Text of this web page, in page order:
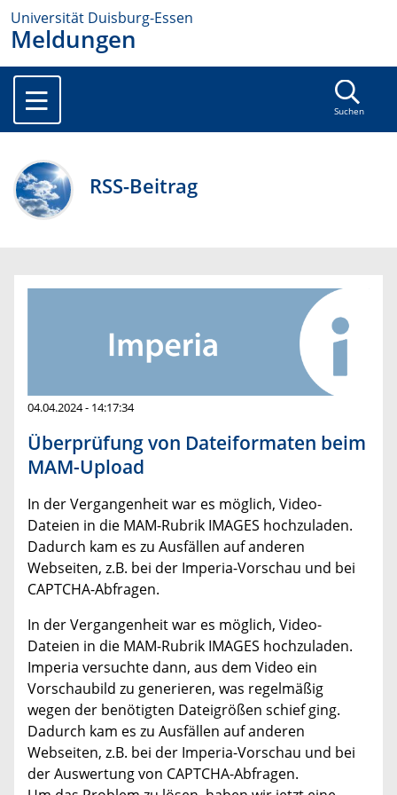
Universität Duisburg-Essen
Meldungen
Suchen
RSS-Beitrag
04.04.2024 - 14:17:34
Überprüfung von Dateiformaten beim
MAM-Upload
In der Vergangenheit war es möglich, Video-
Dateien in die MAM-Rubrik IMAGES hochzuladen.
Dadurch kam es zu Ausfällen auf anderen
Webseiten, z.B. bei der Imperia-Vorschau und bei
CAPTCHA-Abfragen.
In der Vergangenheit war es möglich, Video-
Dateien in die MAM-Rubrik IMAGES hochzuladen.
Imperia versuchte dann, aus dem Video ein
Vorschaubild zu generieren, was regelmäßig
wegen der benötigten Dateigrößen schief ging.
Dadurch kam es zu Ausfällen auf anderen
Webseiten, z.B. bei der Imperia-Vorschau und bei
der Auswertung von CAPTCHA-Abfragen.